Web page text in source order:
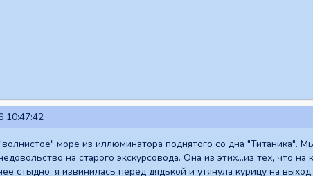
10:47:42
море из иллюминатора поднятого со дна "Титаника".
на старого экскурсовода. Она из этих...из тех, что
стыдно, я извинилась перед дядькой и утянула курицу на